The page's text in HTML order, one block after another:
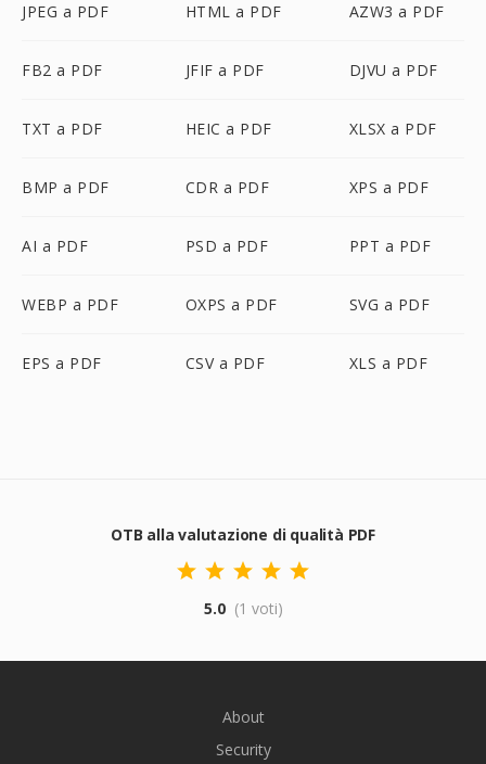
JPEG a PDF HTML a PDF AZW3 a PDF
FB2 a PDF JFIF a PDF DJVU a PDF
TXT a PDF HEIC a PDF XLSX a PDF
BMP a PDF CDR a PDF XPS a PDF
AI a PDF PSD a PDF PPT a PDF
WEBP a PDF OXPS a PDF SVG a PDF
EPS a PDF CSV a PDF XLS a PDF
OTB alla valutazione di qualità PDF
5.0 (1 voti)
About
Security